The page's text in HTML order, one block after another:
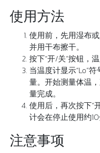
使用方法
使用前，先用湿布
并用干布擦干。
按下“开/关”按钮，温
当温度计显示“Lo”
量。开始测量体温
量完成。
使用后，再次按下“
计会在停止使用约
注意事项